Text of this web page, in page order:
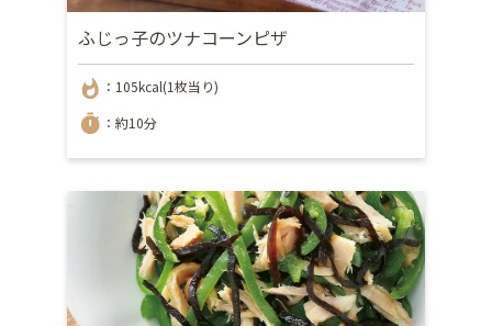
ふじっ子のツナコーンピザ
whatshot ：105kcal(1枚当り)
timer ：約10分